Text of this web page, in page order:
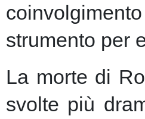
strumento per
La morte di
svolte più